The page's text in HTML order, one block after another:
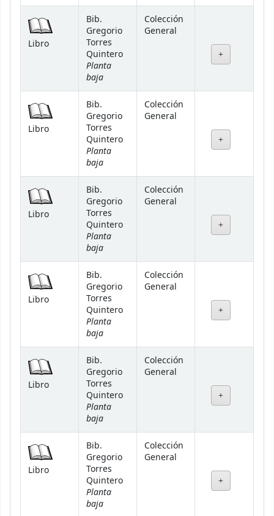
Libro
Bib.
Gregorio
Torres
Quintero
Planta
baja
Colección
General
Libro
Bib.
Gregorio
Torres
Quintero
Planta
baja
Colección
General
Libro
Bib.
Gregorio
Torres
Quintero
Planta
baja
Colección
General
Libro
Bib.
Gregorio
Torres
Quintero
Planta
baja
Colección
General
Libro
Bib.
Gregorio
Torres
Quintero
Planta
baja
Colección
General
Libro
Bib.
Gregorio
Torres
Quintero
Planta
baja
Colección
General